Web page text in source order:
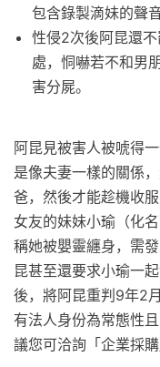
包含錄製滴妹的聲
性侵2次後阿昆還
處，恫嚇若不和男
害分屍。
阿昆見被害人被唬得
是像夫妻一樣的關係
爸，然後才能趁機收
女友的妹妹小瑜（化
稱她被嬰靈纏身，需
昆甚至還要求小瑜一
後，將阿昆重判9年2
有法人身份為常態性
議您可洽詢「企業採購